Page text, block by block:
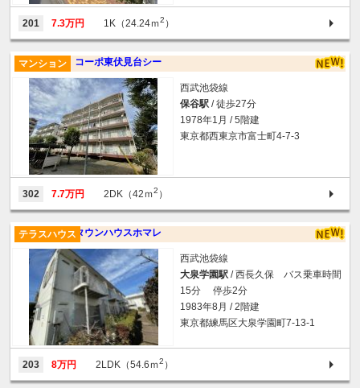
201 7.3万円 1K（24.24ｍ2 ）
コーポ東伏見台シー
マンション
西武池袋線
保谷駅 / 徒歩27分
1978年1月 / 5階建
東京都西東京市富士町4-7-3
302 7.7万円 2DK（42ｍ2 ）
タウンハウスホマレ
テラスハウス
西武池袋線
大泉学園駅 / 西長久保 バス乗車時間
15分 停歩2分
1983年8月 / 2階建
東京都練馬区大泉学園町7-13-1
203 8万円 2LDK（54.6ｍ2 ）